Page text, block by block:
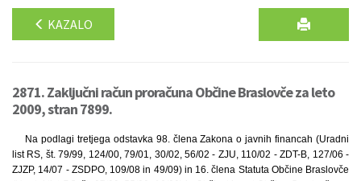
KAZALO
2871. Zaključni račun proračuna Občine Braslovče za leto
2009, stran 7899.
Na podlagi tretjega odstavka 98. člena Zakona o javnih financah (Uradni
list RS, št. 79/99, 124/00, 79/01, 30/02, 56/02 - ZJU, 110/02 - ZDT-B, 127/06 -
ZJZP, 14/07 - ZSDPO, 109/08 in 49/09) in 16. člena Statuta Občine Braslovče